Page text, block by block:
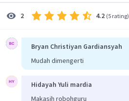
2 4.2 (5 rating)
Bryan Christiyan Gardiansyah
Mudah dimengerti
Hidayah Yuli mardia
Makasih robohguru